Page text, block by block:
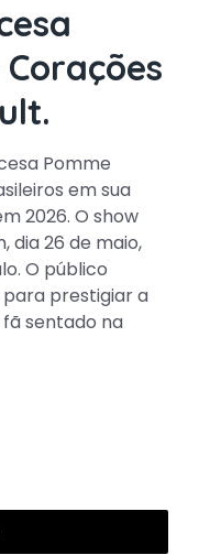
Pomme
em sua
2026. O show
dia 26 de maio,
O público
prestigiar a
sentado na